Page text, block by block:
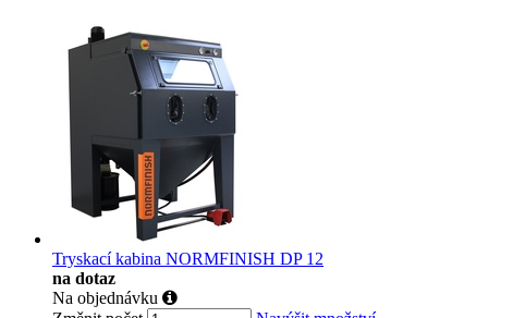
Tryskací kabina NORMFINISH DP 12
na dotaz
Na objednávku